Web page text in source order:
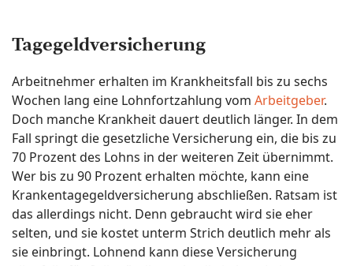
Tagegeldversicherung
Arbeitnehmer erhalten im Krankheitsfall bis zu sechs
Wochen lang eine Lohnfortzahlung vom Arbeitgeber.
Doch manche Krankheit dauert deutlich länger. In dem
Fall springt die gesetzliche Versicherung ein, die bis zu
70 Prozent des Lohns in der weiteren Zeit übernimmt.
Wer bis zu 90 Prozent erhalten möchte, kann eine
Krankentagegeldversicherung abschließen. Ratsam ist
das allerdings nicht. Denn gebraucht wird sie eher
selten, und sie kostet unterm Strich deutlich mehr als
sie einbringt. Lohnend kann diese Versicherung